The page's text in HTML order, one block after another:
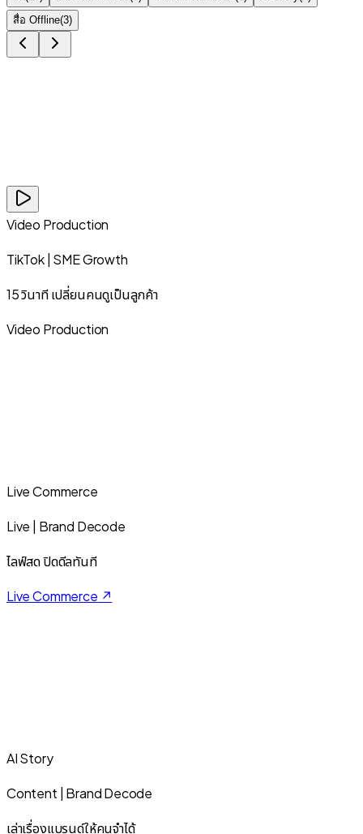
สื่อ Offline(3)
Video Production
TikTok | SME Growth
15 วินาที เปลี่ยนคนดูเป็นลูกค้า
Video Production
Live Commerce
Live | Brand Decode
ไลฟ์สด ปิดดีลทันที
Live Commerce ↗
AI Story
Content | Brand Decode
เล่าเรื่องแบรนด์ให้คนจำได้